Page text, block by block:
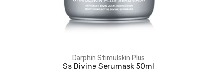
Darphin Stimulskin Plus
Ss Divine Serumask 50ml